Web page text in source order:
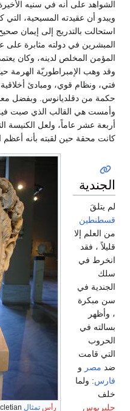
الشواهد على أنه في سنيه
ويبدو أن عقيدته المسيحية،
استحالت بالتدريج إلى إيمان
المبشرين في دولته مثابرة على
المؤمن المخلص لدينه، وكان
وقد وهب الإمبراطوريّة الهرمة
فتي، ونظام قوي، ومبادئ
حكمة من دقلديانوس. وبفضل
وأمست هي القالب الذي صبت فيه
أربعة عشر عاماً، ولعل الكنيسة
كانت محقة حين لقبته بأنه أعظم
رأس تمثال
الجندية
لم يتلقَ
قسطنطين
من العلم إلا
قليلاً ، فقد
انخرط في
سلك
الجندية في
سن مبكرة
، وأظهر
بسالته في
الحروب
التي قامت
ضد مصر و
فارس: ولما
خلف
جليريوس